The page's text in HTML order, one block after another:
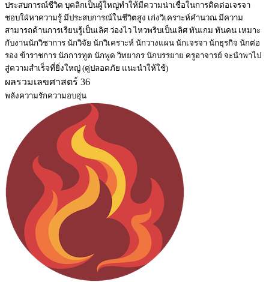
ประสบการณ์ชีวิต บุคลิกเป็นผู้ใหญ่ทำให้มีความน่าเชื่อในการติดต่อเจรจา
ชอบใฝ่หาความรู้ มีประสบการณ์ในชีวิตสูง เก่งวิเคราะห์คำนวณ มีความ
สามารถด้านการเรียนรู้เป็นเลิศ ว่องไว ไหวพริบเป็นเลิศ ทันเกม ทันคน เหมาะ
กับงานนักวิชาการ นักวิจัย นักวิเคราะห์ นักวางแผน นักเจรจา นักธุรกิจ นักต่อ
รอง ข้าราชการ นักการทูต นักพูด วิทยากร นักบรรยาย ครูอาจารย์ จะนำพาไป
สู่ความสำเร็จที่ยิ่งใหญ่ (คู่ปลอดภัย แนะนำให้ใช้)
ผลรวมเลขศาสตร์ 36
พลังความรักความอบอุ่น